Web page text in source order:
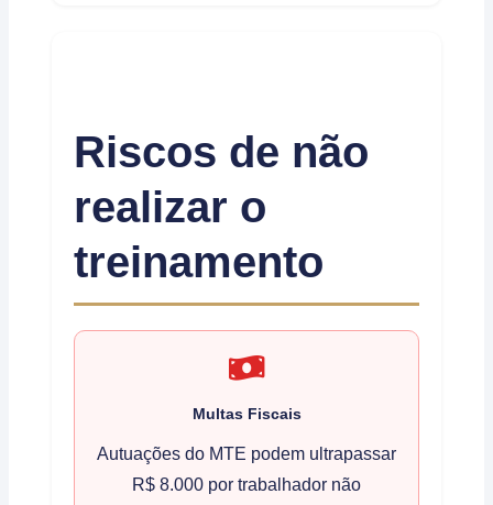
Riscos de não
realizar o
treinamento
Multas Fiscais
Autuações do MTE podem ultrapassar
R$ 8.000 por trabalhador não